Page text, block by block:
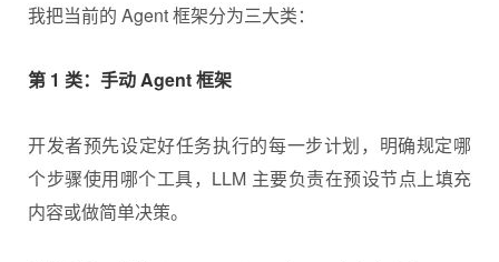
我把当前的 Agent 框架分为三大类：
第 1 类：手动 Agent 框架
开发者预先设定好任务执行的每一步计划，明确规定哪
个步骤使用哪个工具，LLM 主要负责在预设节点上填充
内容或做简单决策。